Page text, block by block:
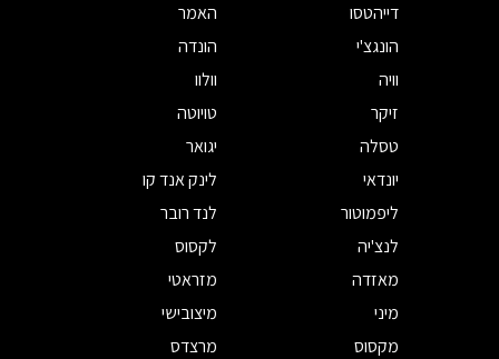
דייהטסו
האמר
הונגצ'י
הונדה
וויה
וולוו
זיקר
טויוטה
טסלה
יגואר
יונדאי
לינק אנד קו
ליפמוטור
לנד רובר
לנצ'יה
לקסוס
מאזדה
מזראטי
מיני
מיצובישי
מקסוס
מרצדס